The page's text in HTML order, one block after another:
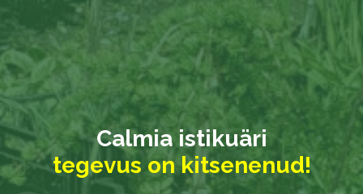
Calmia istikuäri
tegevus on kitsenenud!